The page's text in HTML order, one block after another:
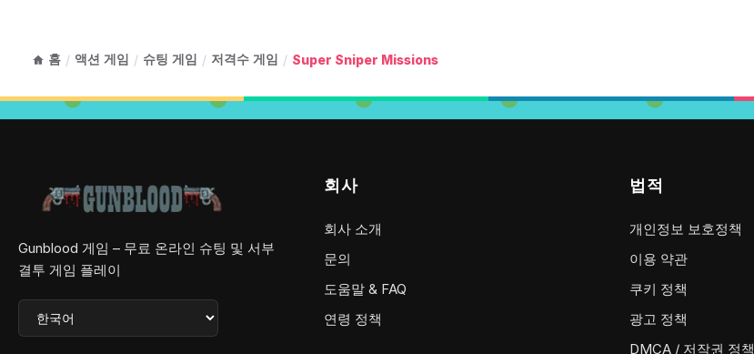
홈 / 액션 게임 / 슈팅 게임 / 저격수 게임 / Super Sniper Missions
Gunblood 게임 – 무료 온라인 슈팅 및 서부
결투 게임 플레이
회사
회사 소개
문의
도움말 & FAQ
연령 정책
법적
개인정보 보호정책
이용 약관
쿠키 정책
광고 정책
DMCA / 저작권 정책